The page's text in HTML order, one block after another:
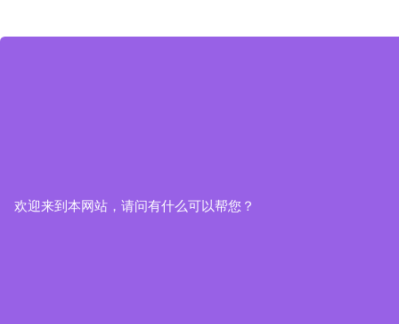
欢迎来到本网站，请问有什么可以帮您？